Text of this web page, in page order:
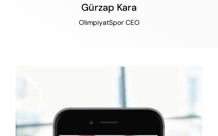
Gürzap Kara
OlimpiyatSpor CEO